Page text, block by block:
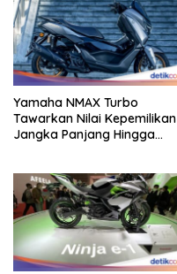
Yamaha NMAX Turbo
Tawarkan Nilai Kepemilikan
Jangka Panjang Hingga